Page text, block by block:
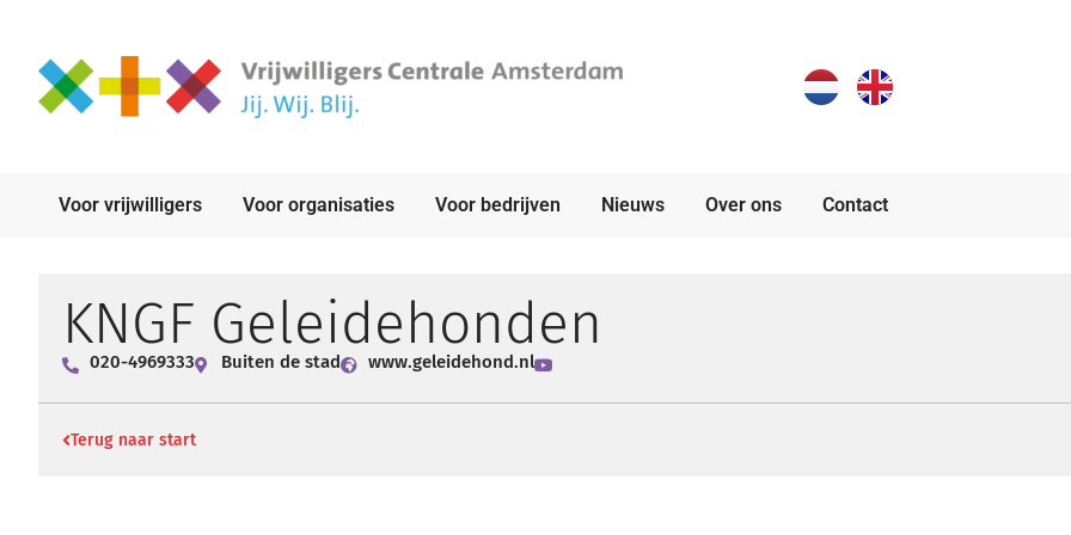
Voor vrijwilligers Voor organisaties Voor bedrijven Nieuws Over ons Contact
KNGF Geleidehonden
020-4969333 Buiten de stad www.geleidehond.nl
Terug naar start